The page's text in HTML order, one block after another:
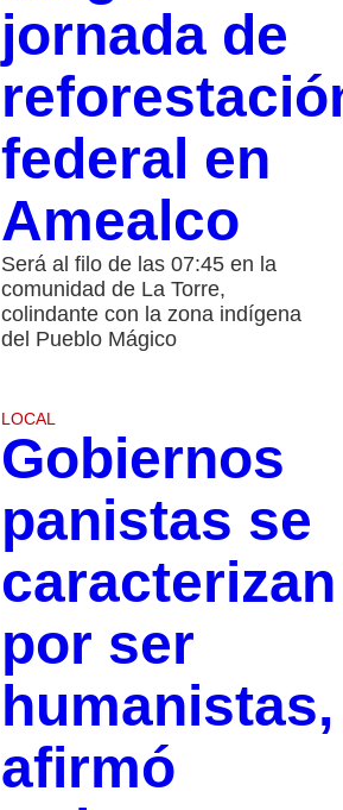
jornada de
federal en
Amealco
Será al filo de las 07:45 en la
comunidad de La Torre,
colindante con la zona indígena
del Pueblo Mágico
LOCAL
Gobiernos
panistas se
caracterizan
por ser
humanistas,
afirmó